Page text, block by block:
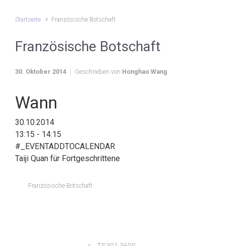
Startseite Französische Botschaft
Französische Botschaft
30. Oktober 2014 Geschrieben von Honghao Wang
Wann
30.10.2014
13:15 - 14:15
#_EVENTADDTOCALENDAR
Taiji Quan für Fortgeschrittene
Französische Botschaft